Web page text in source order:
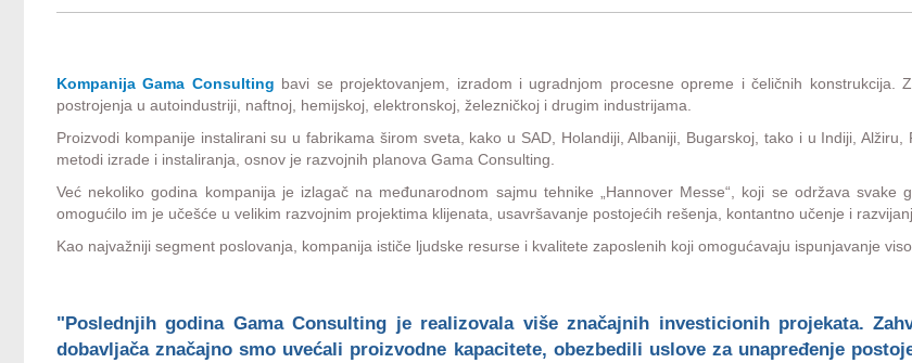
Kompanija Gama Consulting bavi se projektovanjem, izradom i ugradnjom procesne opreme i čeličnih
postrojenja u autoindustriji, naftnoj, hemijskoj, elektronskoj, železničkoj i drugim industrijama.
Proizvodi kompanije instalirani su u fabrikama širom sveta, kako u SAD, Holandiji, Albaniji, Bugarskoj, tako i u Indiji,
metodi izrade i instaliranja, osnov je razvojnih planova Gama Consulting.
Već nekoliko godina kompanija je izlagač na međunarodnom sajmu tehnike „Hannover Messe“, koji se održava
omogućilo im je učešće u velikim razvojnim projektima klijenata, usavršavanje postojećih rešenja, kontantno učenje i
Kao najvažniji segment poslovanja, kompanija ističe ljudske resurse i kvalitete zaposlenih koji omogućavaju ispunjavanje
"Poslednjih godina Gama Consulting je realizovala više značajnih investicionih projekata.
dobavljača značajno smo uvećali proizvodne kapacitete, obezbedili uslove za unapređenje